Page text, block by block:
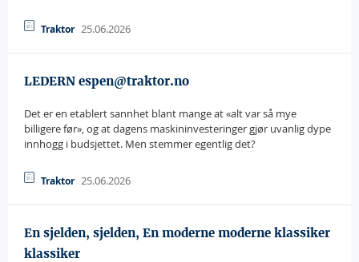
Traktor 25.06.2026
LEDERN espen@traktor.no
Det er en etablert sannhet blant mange at «alt var så mye
billigere før», og at dagens maskininvesteringer gjør uvanlig dype
innhogg i budsjettet. Men stemmer egentlig det?
Traktor 25.06.2026
En sjelden, sjelden, En moderne moderne klassiker
klassiker